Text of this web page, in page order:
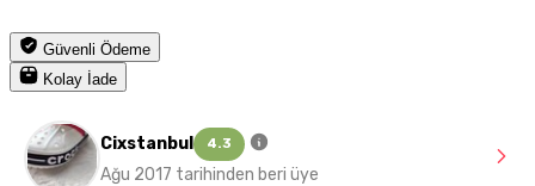
Güvenli Ödeme
Kolay İade
Cixstanbul 4.3
Ağu 2017 tarihinden beri üye